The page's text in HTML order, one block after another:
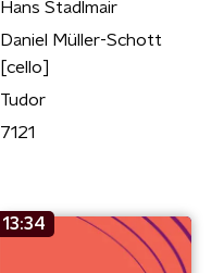
Hans Stadlmair
Daniel Müller-Schott
[cello]
Tudor
7121
13:34